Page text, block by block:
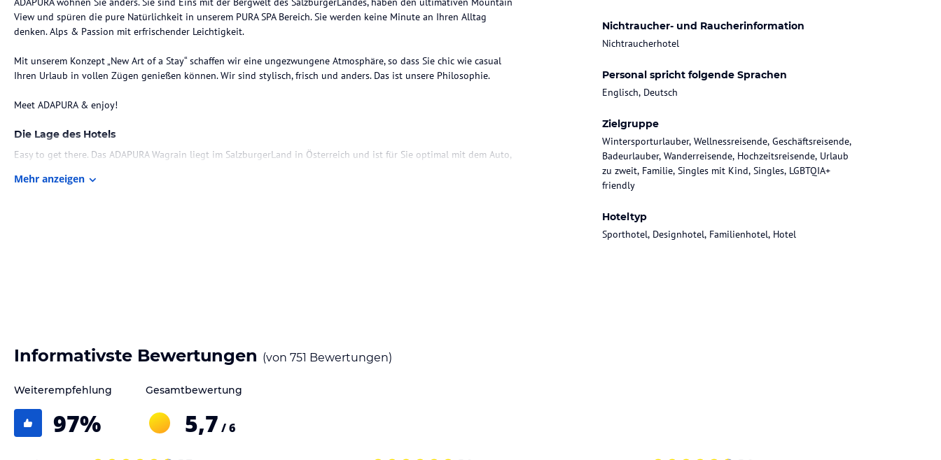
Nichtraucher- und Raucherinformation
Nichtraucherhotel
Personal spricht folgende Sprachen
Englisch, Deutsch
Zielgruppe
Wintersporturlauber, Wellnessreisende, Geschäftsreisende,
Badeurlauber, Wanderreisende, Hochzeitsreisende, Urlaub
zu zweit, Familie, Singles mit Kind, Singles, LGBTQIA+
friendly
Hoteltyp
Sporthotel, Designhotel, Familienhotel, Hotel
View und spüren die pure Natürlichkeit in unserem PURA SPA Bereich. Sie werden keine Minute an Ihren Alltag
denken. Alps & Passion mit erfrischender Leichtigkeit.
Mit unserem Konzept „New Art of a Stay“ schaffen wir eine ungezwungene Atmosphäre, so dass Sie chic wie casual
Ihren Urlaub in vollen Zügen genießen können. Wir sind stylisch, frisch und anders. Das ist unsere Philosophie.
Meet ADAPURA & enjoy!
Die Lage des Hotels
Easy to get there. Das ADAPURA Wagrain liegt im SalzburgerLand in Österreich und ist für Sie optimal mit dem Auto,
auf der Alm. Im wohligen Ambiente genießen Sie die heimische Küche, die mit ihrer Vielfalt immer wieder neue
Geschmackserlebnisse kreiert. Stellen Sie sich die Gerichte und Gänge kreativ am Buffet selbst zusammen – mix your
PIAZZA (Italienisches Buffet-Restaurant)
Amore geht durch den Magen. Italien ist Sinnbild für die Liebe zum gemeinsamen Essen und Plaudern. In diesem
Restaurant, mit dem typischen italienischen Flair, bekommen Sie eine reichhaltige Auswahl an italienischen kalt /
Mehr anzeigen
Informativste Bewertungen (von 751 Bewertungen)
Weiterempfehlung
97%
Gesamtbewertung
5,7 / 6